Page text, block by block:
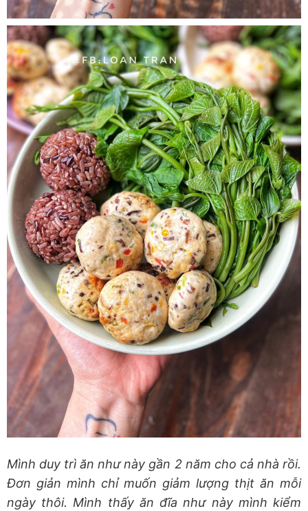
Mình duy trì ăn như này gần 2 năm cho cả nhà rồi.
Đơn giản mình chỉ muốn giảm lượng thịt ăn mỗi
ngày thôi. Mình thấy ăn đĩa như này mình kiểm